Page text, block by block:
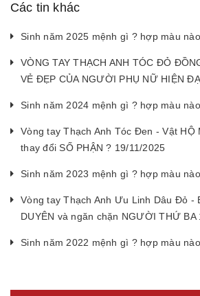
Các tin khác
Sinh năm 2025 mệnh gì ? hợp màu
VÒNG TAY THẠCH ANH TÓC ĐỎ
VẺ ĐẸP CỦA NGƯỜI PHỤ NỮ HIỆN
Sinh năm 2024 mệnh gì ? hợp màu
Vòng tay Thạch Anh Tóc Đen - Vật HỘ
thay đổi SỐ PHẬN ? 19/11/2025
Sinh năm 2023 mệnh gì ? hợp màu
Vòng tay Thạch Anh Ưu Linh Dâu Đỏ -
DUYÊN và ngăn chặn NGƯỜI THỨ BA
Sinh năm 2022 mệnh gì ? hợp màu